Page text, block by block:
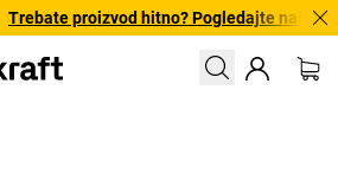
Trebate proizvod hitno? Pogledajte našu